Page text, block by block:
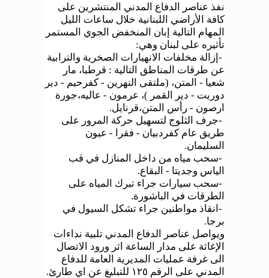
نفذ عناصر الدفاع المدني المنتشرين على
كافة الأراضي اللبنانية خلال ساعات الليل
المهام التالية إبان المنخفض الجوي المستمر
تأثيره على لبنان وهي:
- إزالة مخلفات الانهيارات الصخرية والترابية
عن طرقات المناطق التالية : قرطبا، مار
شعيا - المتن، (ملتقى النهرين - كفرحيم - دير
دوريت - دير القمر )، عرمون - عاليه،جورة
ارصون - رأس المتن،قرنايل.
-جرف الثلوج لتسهيل حركة المرور على
طريق عام كفردبيان - فقرا - عيون
السليمان.
-سحب مياه من داخل المنازل في قب
الياس وجديتا - البقاع.
-سحب سيارات جراء تبرك المياه على
الطرقات في الباشورة.
- انقاذ مواطنين جراء تشكل السيول في
برجا.
ويواصل عناصر الدفاع المدني تلبية نداءات
الإغاثة على مدار الساعة اثر ورود الاتصال
الى غرفة عمليات المديرية العامة للدفاع
المدني على الرقم ١٢٥ للتبليغ عن اي طارئ
.